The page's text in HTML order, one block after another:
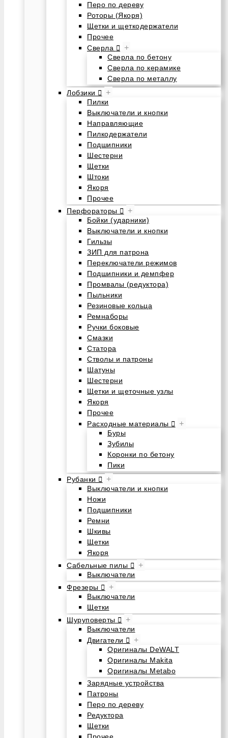
Перо по дереву
Роторы (Якоря)
Щетки и щеткодержатели
Прочее
Сверла
+
Сверла по бетону
Сверла по керамике
Сверла по металлу
Лобзики
+
Пилки
Выключатели и кнопки
Направляющие
Пилкодержатели
Подшипники
Шестерни
Щетки
Штоки
Якоря
Прочее
Перфораторы
+
Бойки (ударники)
Выключатели и кнопки
Гильзы
ЗИП для патрона
Переключатели режимов
Подшипники и демпфер
Промвалы (редуктора)
Пыльники
Резиновые кольца
Ремнаборы
Ручки боковые
Смазки
Статора
Стволы и патроны
Шатуны
Шестерни
Щетки и щеточные узлы
Якоря
Прочее
Расходные материалы
+
Буры
Зубилы
Коронки по бетону
Пики
Рубанки
+
Выключатели и кнопки
Ножи
Подшипники
Ремни
Шкивы
Щетки
Якоря
Сабельные пилы
+
Выключатели
Фрезеры
+
Выключатели
Щетки
Шуруповерты
+
Выключатели
Двигатели
+
Оригиналы DeWALT
Оригиналы Makita
Оригиналы Metabo
Зарядные устройства
Патроны
Перо по дереву
Редуктора
Щетки